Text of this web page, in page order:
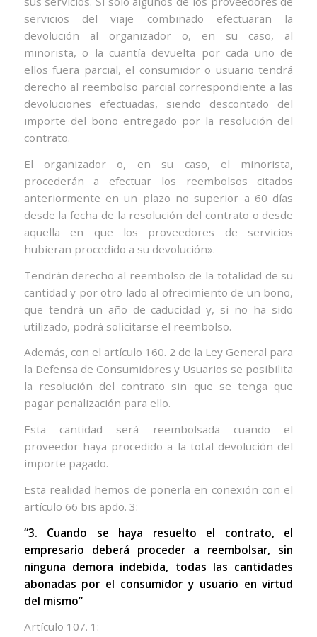
servicios del viaje combinado efectuaran la
devolución al organizador o, en su caso, al
minorista, o la cuantía devuelta por cada uno de
ellos fuera parcial, el consumidor o usuario tendrá
derecho al reembolso parcial correspondiente a las
devoluciones efectuadas, siendo descontado del
importe del bono entregado por la resolución del
contrato.
El organizador o, en su caso, el minorista,
procederán a efectuar los reembolsos citados
anteriormente en un plazo no superior a 60 días
desde la fecha de la resolución del contrato o desde
aquella en que los proveedores de servicios
hubieran procedido a su devolución».
Tendrán derecho al reembolso de la totalidad de su
cantidad y por otro lado al ofrecimiento de un bono,
que tendrá un año de caducidad y, si no ha sido
utilizado, podrá solicitarse el reembolso.
Además, con el artículo 160. 2 de la Ley General para
la Defensa de Consumidores y Usuarios se posibilita
la resolución del contrato sin que se tenga que
pagar penalización para ello.
Esta cantidad será reembolsada cuando el
proveedor haya procedido a la total devolución del
importe pagado.
Esta realidad hemos de ponerla en conexión con el
artículo 66 bis apdo. 3:
“3. Cuando se haya resuelto el contrato, el
empresario deberá proceder a reembolsar, sin
ninguna demora indebida, todas las cantidades
abonadas por el consumidor y usuario en virtud
del mismo”
Artículo 107. 1: